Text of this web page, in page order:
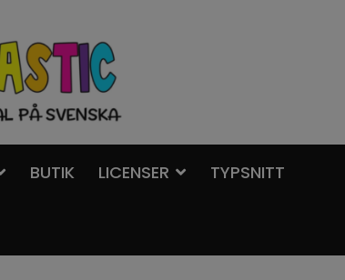
BUTIK LICENSER TYPSNITT